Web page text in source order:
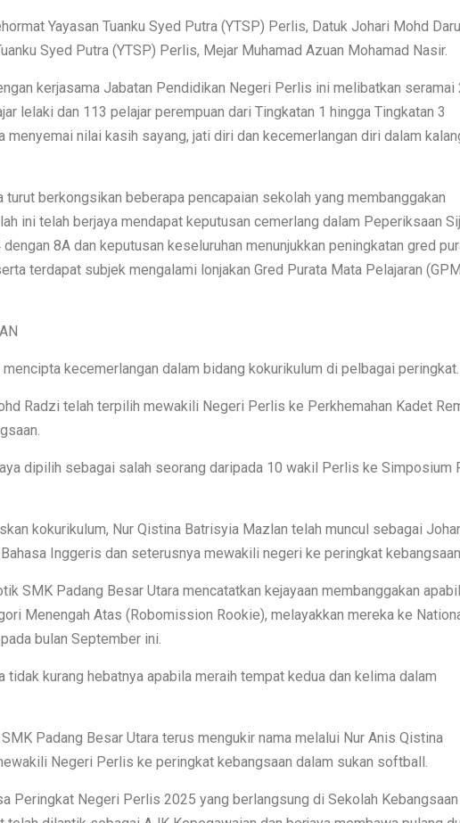
Yayasan Tuanku Syed Putra (YTSP) Perlis, Datuk Johari Mohd
Syed Putra (YTSP) Perlis, Mejar Muhamad Azuan Mohamad Nasir.
kerjasama Jabatan Pendidikan Negeri Perlis ini melibatkan seramai
lelaki dan 113 pelajar perempuan dari Tingkatan 1 hingga Tingkatan 3
menyemai nilai kasih sayang, jati diri dan kecemerlangan diri dalam
turut berkongsikan beberapa pencapaian sekolah yang membanggakan
ini telah berjaya mendapat keputusan cemerlang dalam Peperiksaan
8A dan keputusan keseluruhan menunjukkan peningkatan gred
terdapat subjek mengalami lonjakan Gred Purata Mata Pelajaran
kecemerlangan dalam bidang kokurikulum di pelbagai peringkat.
Radzi telah terpilih mewakili Negeri Perlis ke Perkhemahan Kadet
dipilih sebagai salah seorang daripada 10 wakil Perlis ke Simposium
kokurikulum, Nur Qistina Batrisyia Mazlan telah muncul sebagai
Inggeris dan seterusnya mewakili negeri ke peringkat kebangsaan.
SMK Padang Besar Utara mencatatkan kejayaan membanggakan
Menengah Atas (Robomission Rookie), melayakkan mereka ke
bulan September ini.
tidak kurang hebatnya apabila meraih tempat kedua dan kelima dalam
Padang Besar Utara terus mengukir nama melalui Nur Anis Qistina
Negeri Perlis ke peringkat kebangsaan dalam sukan softball.
Peringkat Negeri Perlis 2025 yang berlangsung di Sekolah Kebangsaan